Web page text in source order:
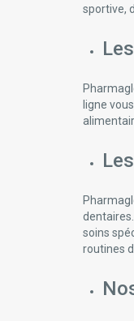
sportive,
ligne
soins
routines